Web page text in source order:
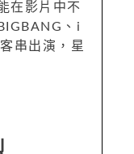
在影片中不
、i
串出演，星